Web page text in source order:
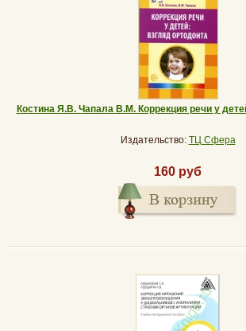
Костина Я.В. Чапала В.М. Коррекция речи у
Издательство: ТЦ Сфера
160 руб